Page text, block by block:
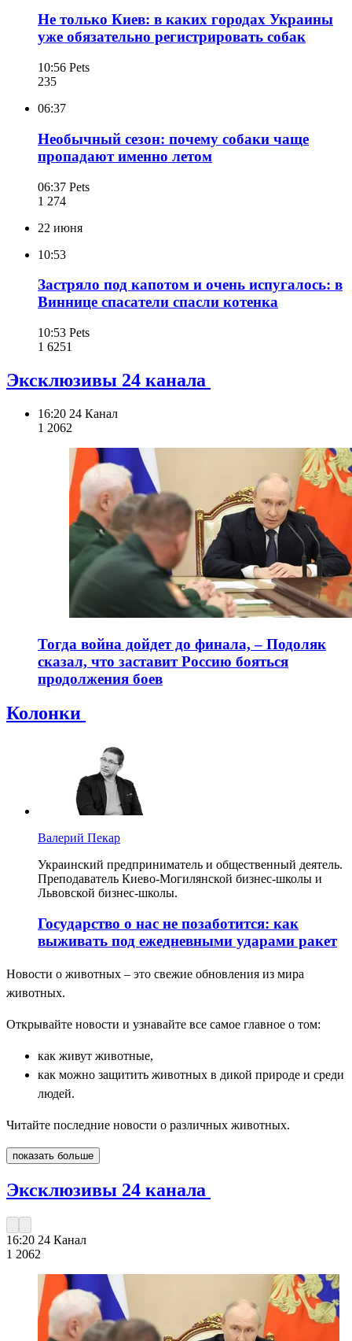
Не только Киев: в каких городах Украины
уже обязательно регистрировать собак
10:56 Pets
235
06:37
Необычный сезон: почему собаки чаще
пропадают именно летом
06:37 Pets
1 274
22 июня
10:53
Застряло под капотом и очень испугалось: в
Виннице спасатели спасли котенка
10:53 Pets
1 6251
Эксклюзивы 24 канала
16:20 24 Канал
1 2062
Тогда война дойдет до финала, – Подоляк
сказал, что заставит Россию бояться
продолжения боев
Колонки
Валерий Пекар
Украинский предприниматель и общественный деятель.
Преподаватель Киево-Могилянской бизнес-школы и
Львовской бизнес-школы.
Государство о нас не позаботится: как
выживать под ежедневными ударами ракет
Новости о животных – это свежие обновления из мира
животных.
Открывайте новости и узнавайте все самое главное о том:
как живут животные,
как можно защитить животных в дикой природе и среди
людей.
Читайте последние новости о различных животных.
показать больше
Эксклюзивы 24 канала
16:20 24 Канал
1 2062